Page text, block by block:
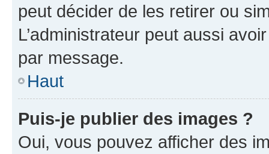
peut décider de les retirer ou
L’administrateur peut aussi
par message.
Haut
Puis-je publier des images ?
Oui, vous pouvez afficher des